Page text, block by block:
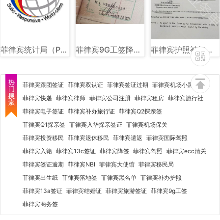
菲律宾统计局（PSA）图文讲解 菲律宾9G工签降签章样式图片讲解 菲律宾护照被扣海关单子图片样式讲解
菲律宾跟团签证 菲律宾双认证 菲律宾签证过期 菲律宾机场小黑屋
菲律宾快递 菲律宾律师 菲律宾公司注册 菲律宾租房 菲律宾旅行社
菲律宾电子签证 菲律宾补办旅行证 菲律宾Q2探亲签
菲律宾Q1探亲签 菲律宾入华探亲签证 菲律宾机场保关
菲律宾投资移民 菲律宾退休移民 菲律宾遣返
菲律宾国际驾照
菲律宾入籍 菲律宾13c签证 菲律宾降签 菲律宾驾照 菲律宾ecc清关
菲律宾签证逾期 菲律宾NBI 菲律宾大使馆 菲律宾移民局
菲律宾出生纸 菲律宾落地签 菲律宾黑名单 菲律宾补办护照
菲律宾13a签证 菲律宾结婚证 菲律宾旅游签证 菲律宾9g工签
菲律宾商务签